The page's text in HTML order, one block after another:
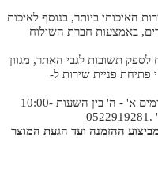
האיכותי ביותר, בנוסף לאיכות
באמצעות חברת השילוח
לספק תשובות לגבי האתר, מגוון
פניית שירות ל-
מוקד השירות למענה טלפוני אנושי פעיל בימים א' - ה' בין השעות 10:00-
ההזמנה ועד הגעת המוצר